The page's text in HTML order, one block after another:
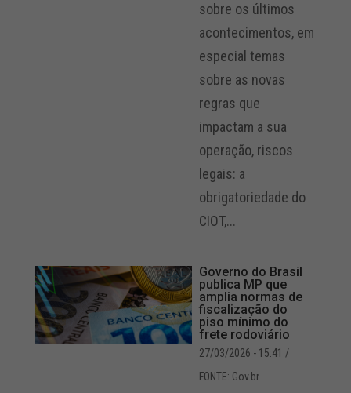
sobre os últimos
acontecimentos, em
especial temas
sobre as novas
regras que
impactam a sua
operação, riscos
legais: a
obrigatoriedade do
CIOT,...
Governo do Brasil
publica MP que
amplia normas de
fiscalização do
piso mínimo do
frete rodoviário
27/03/2026 - 15:41 /
FONTE: Gov.br